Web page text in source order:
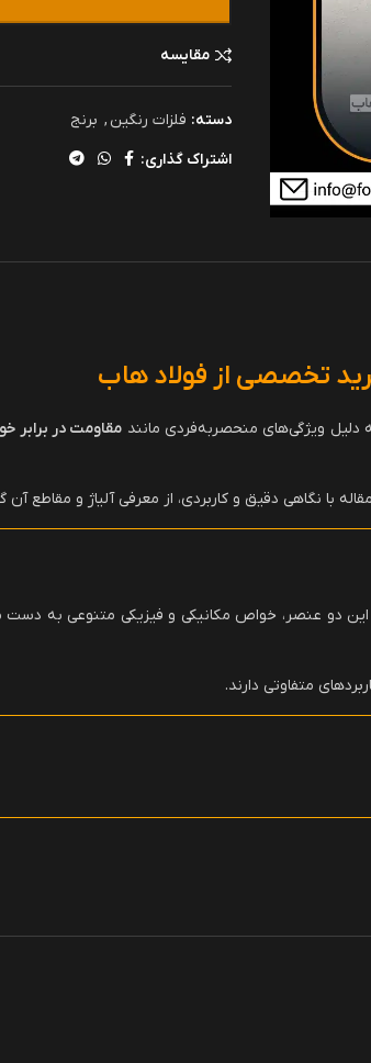
مقایسه
دسته: فلزات رنگین , برنج
اشتراک گذاری:
تخصصی از فولاد هاب
دلیل ویژگی‌های منحصربه‌فردی مانند مقاومت در برابر
با نگاهی دقیق و کاربردی، از معرفی آلیاژ و مقاطع
دو عنصر، خواص مکانیکی و فیزیکی متنوعی به دست
متفاوتی دارند.